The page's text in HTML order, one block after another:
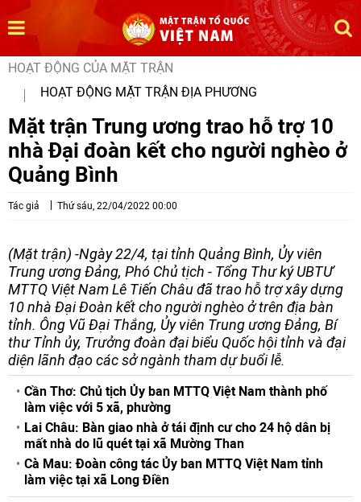
HOẠT ĐỘNG CỦA MẶT TRẬN
HOẠT ĐỘNG MẶT TRẬN ĐỊA PHƯƠNG
Mặt trận Trung ương trao hỗ trợ 10
nhà Đại đoàn kết cho người nghèo ở
Quảng Bình
Tác giả Thứ sáu, 22/04/2022 00:00
(Mặt trận) -Ngày 22/4, tại tỉnh Quảng Bình, Ủy viên
Trung ương Đảng, Phó Chủ tịch - Tổng Thư ký UBTƯ
MTTQ Việt Nam Lê Tiến Châu đã trao hỗ trợ xây dựng
10 nhà Đại Đoàn kết cho người nghèo ở trên địa bàn
tỉnh. Ông Vũ Đại Thắng, Ủy viên Trung ương Đảng, Bí
thư Tỉnh ủy, Trưởng đoàn đại biểu Quốc hội tỉnh và đại
diện lãnh đạo các sở ngành tham dự buổi lễ.
Cần Thơ: Chủ tịch Ủy ban MTTQ Việt Nam thành phố
làm việc với 5 xã, phường
Lai Châu: Bàn giao nhà ở tái định cư cho 24 hộ dân bị
mất nhà do lũ quét tại xã Mường Than
Cà Mau: Đoàn công tác Ủy ban MTTQ Việt Nam tỉnh
làm việc tại xã Long Điền